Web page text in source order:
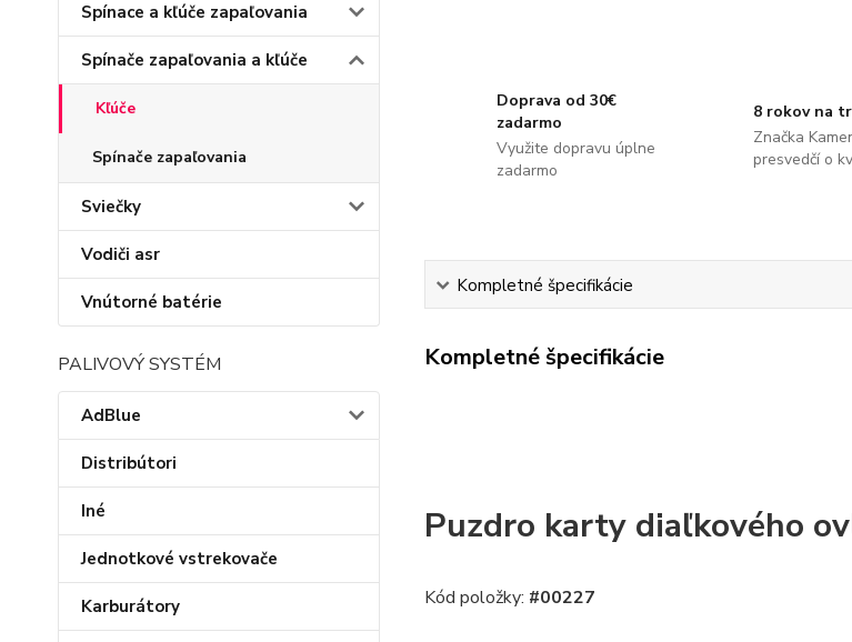
Spínace a kľúče zapaľovania
Spínače zapaľovania a kľúče
Kľúče
Spínače zapaľovania
Sviečky
Vodiči asr
Vnútorné batérie
PALIVOVÝ SYSTÉM
AdBlue
Distribútori
Iné
Jednotkové vstrekovače
Karburátory
Doprava od 30€
zadarmo
Využite dopravu úplne
zadarmo
8 rokov na
Značka
presvedčí o
Kompletné špecifikácie
Kompletné špecifikácie
Puzdro karty diaľkového
Kód položky: #00227